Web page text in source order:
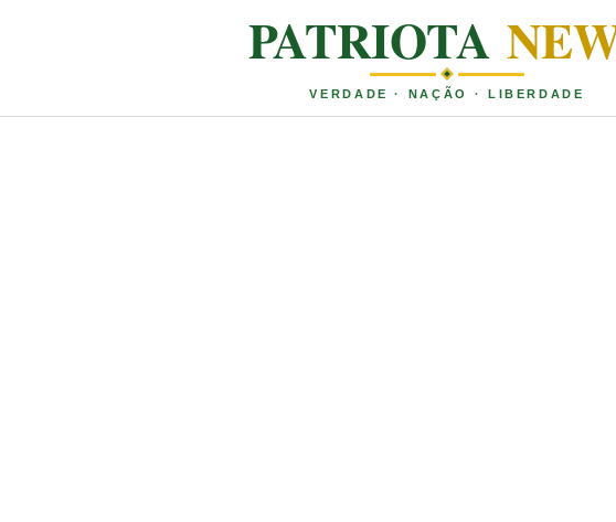
PATRIOTA
VERDADE · NAÇÃO · LIBERDADE